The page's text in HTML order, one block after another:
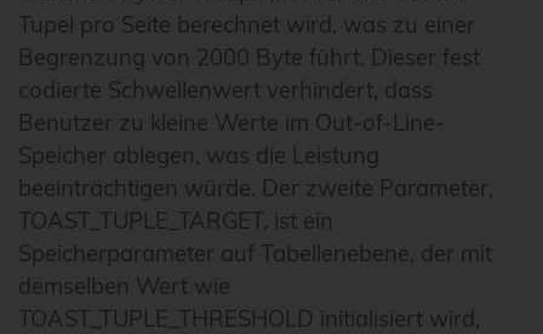
Tupel pro Seite berechnet wird, was zu einer
Begrenzung von 2000 Byte führt. Dieser fest
codierte Schwellenwert verhindert, dass
Benutzer zu kleine Werte im Out-of-Line-
Speicher ablegen, was die Leistung
beeinträchtigen würde. Der zweite Parameter,
TOAST_TUPLE_TARGET, ist ein
Speicherparameter auf Tabellenebene, der mit
demselben Wert wie
TOAST_TUPLE_THRESHOLD initialisiert wird,